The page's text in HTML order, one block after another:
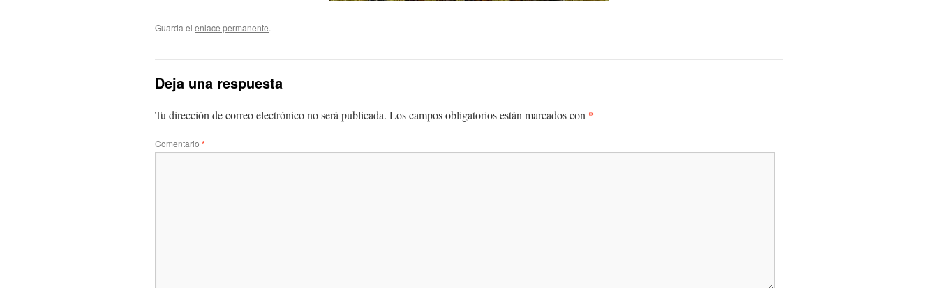
Guarda el enlace permanente.
Deja una respuesta
Tu dirección de correo electrónico no será publicada. Los campos obligatorios están marcados con *
Comentario *